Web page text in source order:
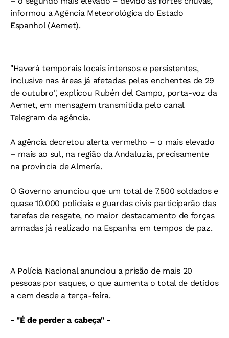
informou a Agência Meteorológica do Estado
Espanhol (Aemet).
"Haverá temporais locais intensos e persistentes,
inclusive nas áreas já afetadas pelas enchentes de 29
de outubro", explicou Rubén del Campo, porta-voz da
Aemet, em mensagem transmitida pelo canal
Telegram da agência.
A agência decretou alerta vermelho – o mais elevado
– mais ao sul, na região da Andaluzia, precisamente
na província de Almería.
O Governo anunciou que um total de 7.500 soldados e
quase 10.000 policiais e guardas civis participarão das
tarefas de resgate, no maior destacamento de forças
armadas já realizado na Espanha em tempos de paz.
A Polícia Nacional anunciou a prisão de mais 20
pessoas por saques, o que aumenta o total de detidos
a cem desde a terça-feira.
- "É de perder a cabeça" -